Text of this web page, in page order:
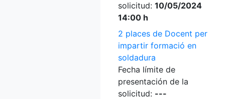
solicitud: 10/05/2024
14:00 h
2 places de Docent per
impartir formació en
soldadura
Fecha límite de
presentación de la
solicitud: ---